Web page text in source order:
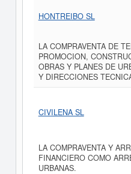
HONTREIBO SL
LA COMPRAVENTA DE
PROMOCION,
OBRAS Y PLANES DE
Y DIRECCIONES
CIVILENA SL
LA COMPRAVENTA Y
FINANCIERO COMO
URBANAS.